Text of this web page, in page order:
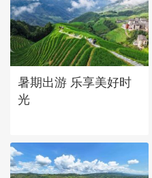
暑期出游 乐享美好时
光